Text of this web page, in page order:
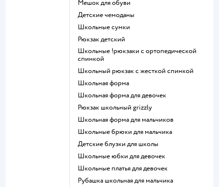
Мешок для обуви
Детские чемоданы
Школьные сумки
Рюкзак детский
Школьные !рюкзаки с ортопедической
спинкой
Школьный рюкзак с жесткой спинкой
Школьная форма
Школьная форма для девочек
Рюкзак школьный grizzly
Школьная форма для мальчиков
Школьные брюки для мальчика
Детские блузки для школы
Школьные юбки для девочек
Школьные платья для девочек
Рубашка школьная для мальчика